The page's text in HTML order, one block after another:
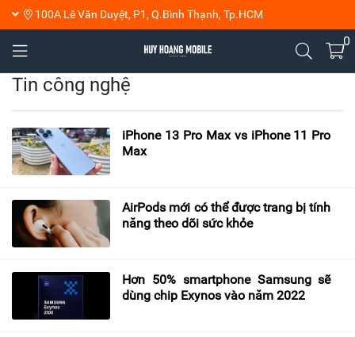
100A Lê Văn Duyệt, P1, Q.Bình Thạnh, Tp.HCM
0
Tin công nghệ
iPhone 13 Pro Max vs iPhone 11 Pro
Max
AirPods mới có thể được trang bị tính
năng theo dõi sức khỏe
Hơn 50% smartphone Samsung sẽ
dùng chip Exynos vào năm 2022